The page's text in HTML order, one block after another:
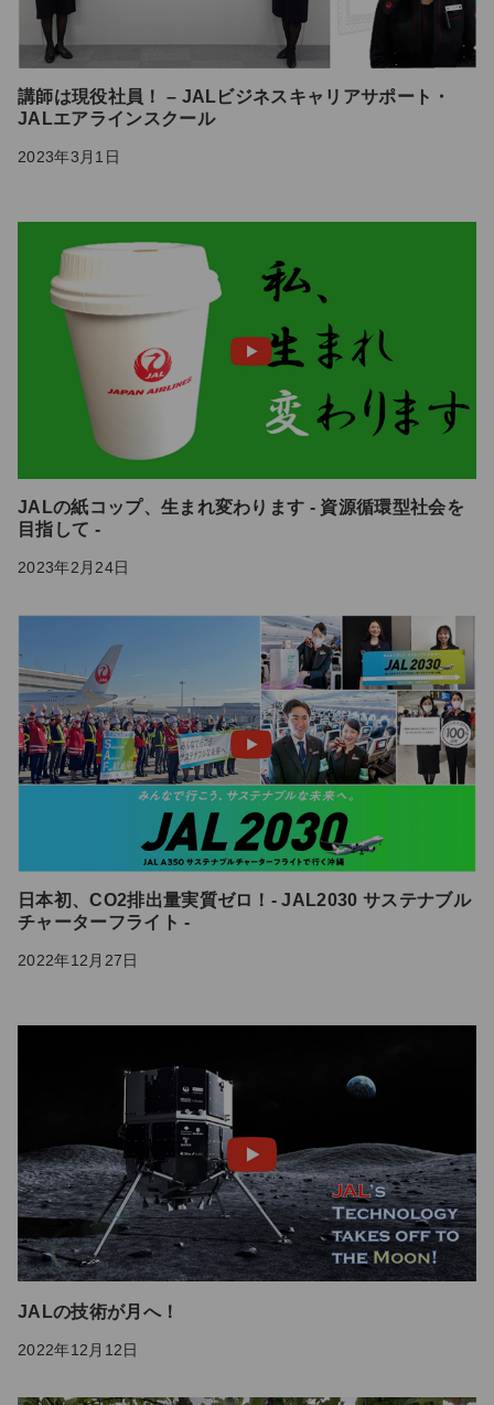
講師は現役社員！ – JALビジネスキャリアサポート・
JALエアラインスクール
2023年3月1日
JALの紙コップ、生まれ変わります - 資源循環型社会を
目指して -
2023年2月24日
日本初、CO2排出量実質ゼロ！- JAL2030 サステナブル
チャーターフライト -
2022年12月27日
JALの技術が月へ！
2022年12月12日